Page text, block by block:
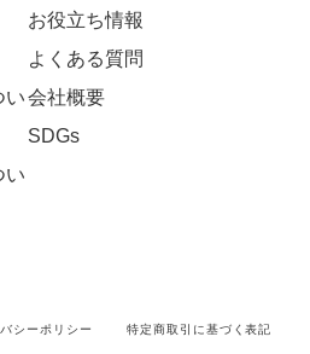
い
い
お役立ち情報
よくある質問
会社概要
SDGs
シーポリシー 特定商取引に基づく表記